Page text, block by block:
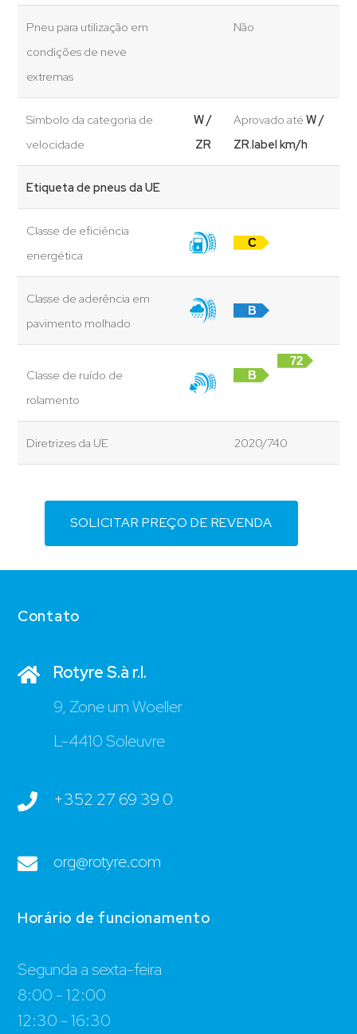
Pneu para utilização em
condições de neve
extremas
Não
Símbolo da categoria de
velocidade
W /
ZR
Aprovado até W /
ZR.label km/h
Etiqueta de pneus da UE
Classe de eficiência
energética
C
Classe de aderência em
pavimento molhado
B
Classe de ruído de
rolamento
B
72
Diretrizes da UE 2020/740
SOLICITAR PREÇO DE REVENDA
Contato
Rotyre S.à r.l.
9, Zone um Woeller
L-4410 Soleuvre
+352 27 69 39 0
org@rotyre.com
Horário de funcionamento
Segunda a sexta-feira
8:00 - 12:00
12:30 - 16:30